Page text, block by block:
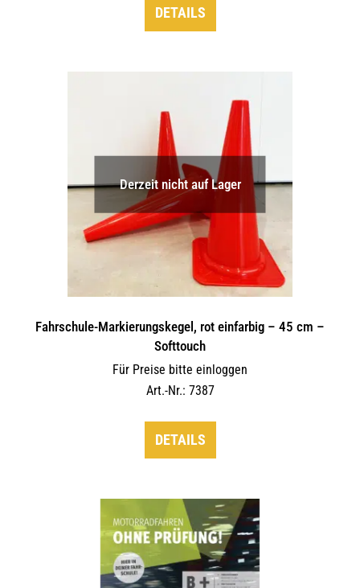
DETAILS
Derzeit nicht auf Lager
Fahrschule-Markierungskegel, rot einfarbig – 45 cm –
Softtouch
Für Preise bitte einloggen
Art.-Nr.: 7387
DETAILS